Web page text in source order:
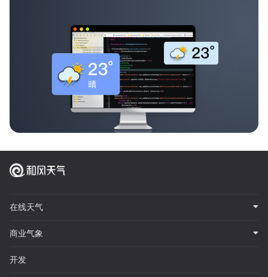
在线天气
商业气象
开发